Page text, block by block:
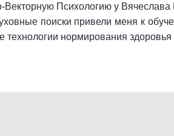
Векторную Психологию у
поиски привели меня к
нормирования здоровья